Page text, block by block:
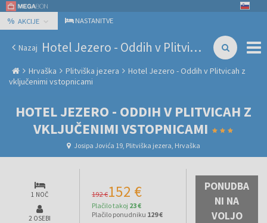
% AKCIJE NASTANITVE
Nazaj Hotel Jezero - Oddih v Plitvicah z vključenimi vstopnicami
Hrvaška Plitviška jezera
Hotel Jezero - Oddih v Plitvicah z
vključenimi vstopnicami
HOTEL JEZERO - ODDIH V PLITVICAH Z
VKLJUČENIMI VSTOPNICAMI
Josipa Jovića 19, Plitviška jezera, Hrvaška
1 NOČ
2 OSEBI
192 €152 €
Plačilo takoj 23 €
Plačilo ponudniku 129 €
PONUDBA
NI NA
VOLJO